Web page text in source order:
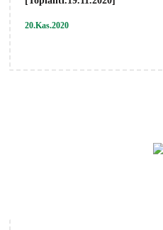
20.Kas.2020